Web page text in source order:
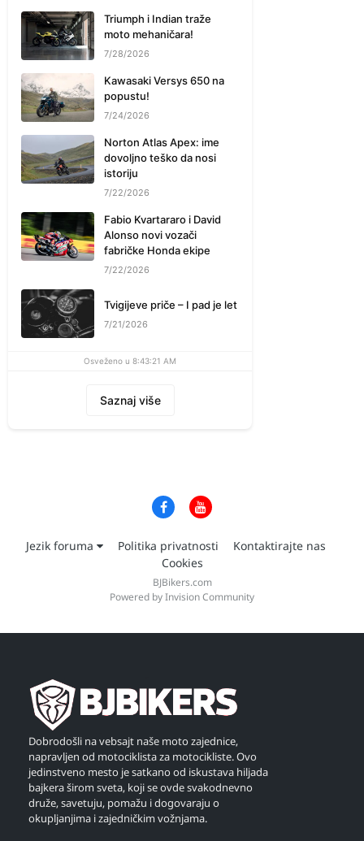
Triumph i Indian traže
moto mehaničara!
7/28/2026
Kawasaki Versys 650 na
popustu!
7/24/2026
Norton Atlas Apex: ime
dovoljno teško da nosi
istoriju
7/22/2026
Fabio Kvartararo i David
Alonso novi vozači
fabričke Honda ekipe
7/22/2026
Tvigijeve priče – I pad je let
7/21/2026
Osveženo u 8:43:21 AM
Saznaj više
Jezik foruma Politika privatnosti
Kontaktirajte nas
Cookies
BJBikers.com
Powered by Invision Community
Dobrodošli na vebsajt naše moto zajednice,
napravljen od motociklista za motocikliste. Ovo
jedinstveno mesto je satkano od iskustava hiljada
bajkera širom sveta, koji se ovde svakodnevno
druže, savetuju, pomažu i dogovaraju o
okupljanjima i zajedničkim vožnjama.